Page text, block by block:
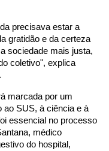
precisava estar a
gratidão e da certeza
sociedade mais justa,
coletivo", explica
marcada por um
ao SUS, à ciência e à
essencial no processo
médico
do hospital,